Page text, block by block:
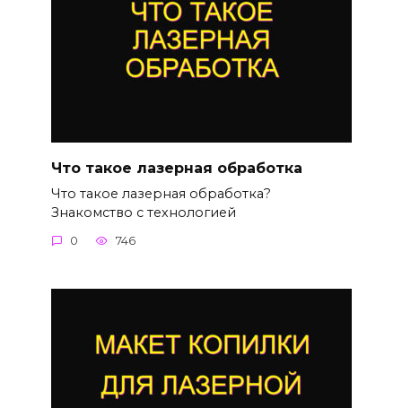
Что такое лазерная обработка
Что такое лазерная обработка?
Знакомство с технологией
0 746